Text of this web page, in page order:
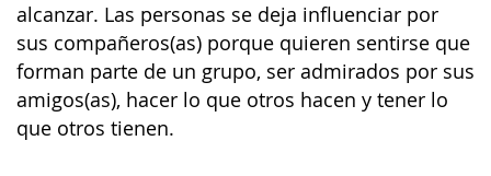
alcanzar. Las personas se deja influenciar por
sus compañeros(as) porque quieren sentirse que
forman parte de un grupo, ser admirados por sus
amigos(as), hacer lo que otros hacen y tener lo
que otros tienen.